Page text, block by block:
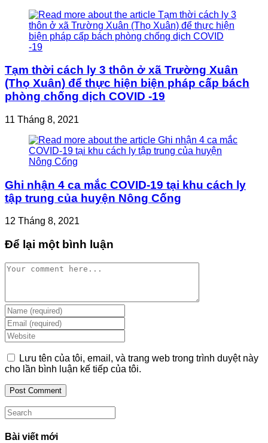
Tạm thời cách ly 3 thôn ở xã Trường Xuân
(Thọ Xuân) để thực hiện biện pháp cấp bách
phòng chống dịch COVID -19
11 Tháng 8, 2021
Ghi nhận 4 ca mắc COVID-19 tại khu cách ly
tập trung của huyện Nông Cống
12 Tháng 8, 2021
Để lại một bình luận
Comment
Enter
your
name
or
username
to
comment
Enter
your
email
address
to
comment
Enter
your
website
URL
Lưu tên của tôi, email, và trang web trong trình duyệt này
cho lần bình luận kế tiếp của tôi.
Search
this
website
Bài viết mới